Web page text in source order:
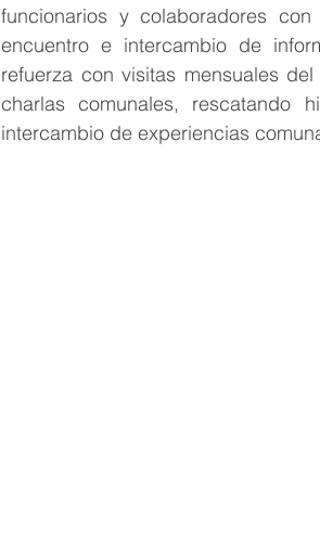
funcionarios y colaboradores
encuentro e intercambio de
refuerza con visitas mensuales
charlas comunales, rescatando
intercambio de experiencias